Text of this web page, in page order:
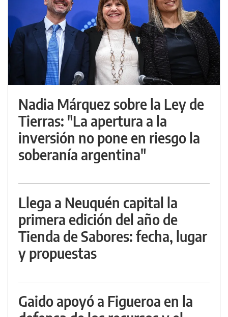
Nadia Márquez sobre la Ley de
Tierras: "La apertura a la
inversión no pone en riesgo la
soberanía argentina"
Llega a Neuquén capital la
primera edición del año de
Tienda de Sabores: fecha, lugar
y propuestas
Gaido apoyó a Figueroa en la